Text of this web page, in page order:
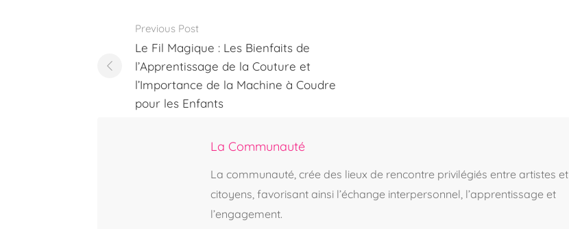
Post
navigation
Previous Post
Le Fil Magique : Les Bienfaits de
l’Apprentissage de la Couture et
l’Importance de la Machine à Coudre
pour les Enfants
La Communauté
La communauté, crée des lieux de rencontre privilégiés entre artistes et
citoyens, favorisant ainsi l’échange interpersonnel, l’apprentissage et
l’engagement.